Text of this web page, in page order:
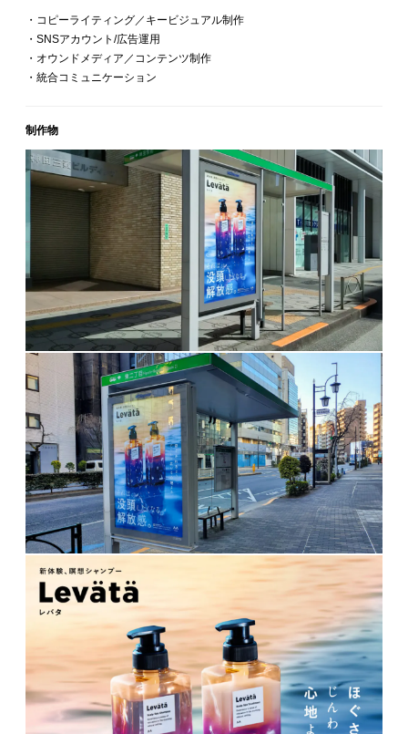
・コピーライティング／キービジュアル制作
・SNSアカウント/広告運用
・オウンドメディア／コンテンツ制作
・統合コミュニケーション
制作物